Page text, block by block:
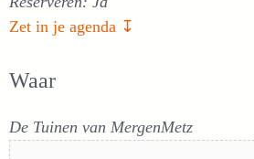
Zet in je agenda ↧
Waar
De Tuinen van MergenMetz